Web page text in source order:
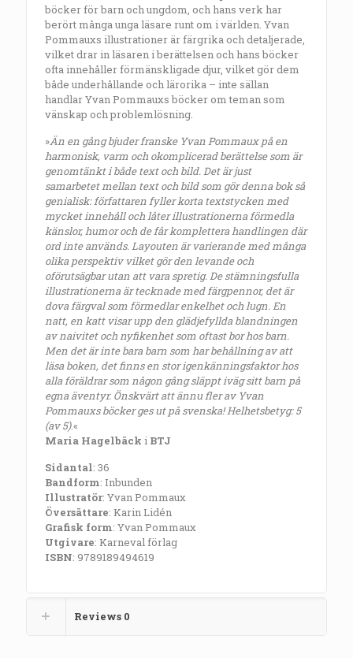
böcker för barn och ungdom, och hans verk har
berört många unga läsare runt om i världen. Yvan
Pommauxs illustrationer är färgrika och detaljerade,
vilket drar in läsaren i berättelsen och hans böcker
ofta innehåller förmänskligade djur, vilket gör dem
både underhållande och lärorika – inte sällan
handlar Yvan Pommauxs böcker om teman som
vänskap och problemlösning.
»Än en gång bjuder franske Yvan Pommaux på en
harmonisk, varm och okomplicerad berättelse som är
genomtänkt i både text och bild. Det är just
samarbetet mellan text och bild som gör denna bok så
genialisk: författaren fyller korta textstycken med
mycket innehåll och låter illustrationerna förmedla
känslor, humor och de får komplettera handlingen där
ord inte används. Layouten är varierande med många
olika perspektiv vilket gör den levande och
oförutsägbar utan att vara spretig. De stämningsfulla
illustrationerna är tecknade med färgpennor, det är
dova färgval som förmedlar enkelhet och lugn. En
natt, en katt visar upp den glädjefyllda blandningen
av naivitet och nyfikenhet som oftast bor hos barn.
Men det är inte bara barn som har behållning av att
läsa boken, det finns en stor igenkänningsfaktor hos
alla föräldrar som någon gång släppt iväg sitt barn på
egna äventyr. Önskvärt att ännu fler av Yvan
Pommauxs böcker ges ut på svenska! Helhetsbetyg: 5
(av 5).«
Maria Hagelbäck i BTJ
Sidantal: 36
Bandform: Inbunden
Illustratör: Yvan Pommaux
Översättare: Karin Lidén
Grafisk form: Yvan Pommaux
Utgivare: Karneval förlag
ISBN: 9789189494619
Reviews 0